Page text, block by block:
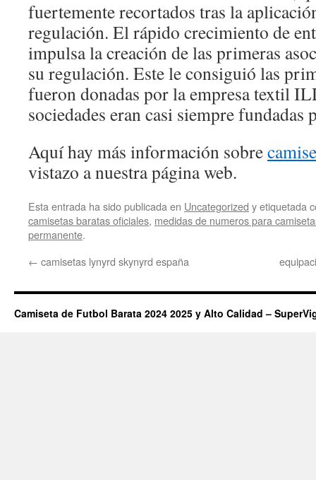
fuertemente recortados tras la
regulación. El rápido crecimiento de
impulsa la creación de las primeras
su regulación. Este le consiguió las
fueron donadas por la empresa textil
sociedades eran casi siempre fundadas
Aquí hay más información sobre
vistazo a nuestra página web.
Esta entrada ha sido publicada en Uncategorized y etiquetada
camisetas baratas oficiales, medidas de numeros para
permanente.
← camisetas lynyrd skynyrd españa
Camiseta de Futbol Barata 2024 2025 y Alto Calidad –